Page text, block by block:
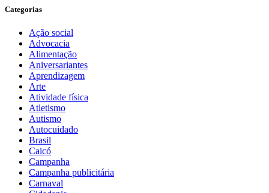
Categorias
Ação social
Advocacia
Alimentação
Aniversariantes
Aprendizagem
Arte
Atividade física
Atletismo
Autismo
Autocuidado
Brasil
Caicó
Campanha
Campanha publicitária
Carnaval